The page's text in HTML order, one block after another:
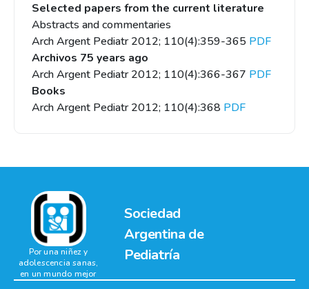
Selected papers from the current literature
Abstracts and commentaries
Arch Argent Pediatr 2012; 110(4):359-365 PDF
Archivos 75 years ago
Arch Argent Pediatr 2012; 110(4):366-367 PDF
Books
Arch Argent Pediatr 2012; 110(4):368 PDF
Sociedad
Argentina de
Pediatría
Por una niñez y
adolescencia sanas,
en un mundo mejor